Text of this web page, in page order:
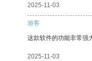
2025-11-03
游客
这款软件的功能非常强
2025-11-03